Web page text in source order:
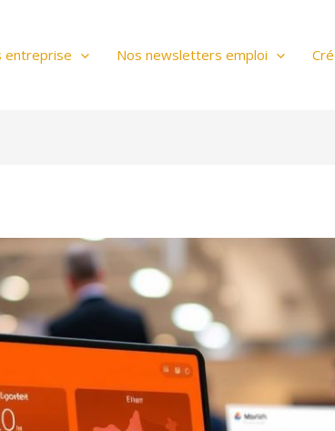
entreprise Nos newsletters emploi